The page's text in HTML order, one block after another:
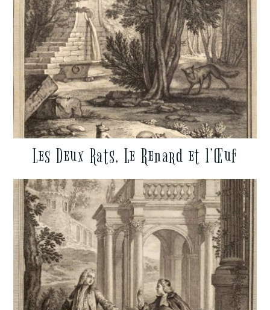
Les Deux Rats, Le Renard et l’Œuf